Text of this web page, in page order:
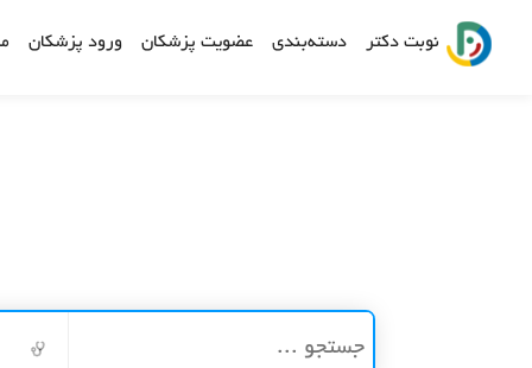
نوبت دکتر دسته‌بندی عضویت پزشکان ورود پزشکان